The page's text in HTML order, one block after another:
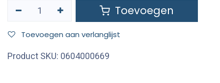
Toevoegen
Toevoegen aan verlanglijst
Product SKU: 0604000669